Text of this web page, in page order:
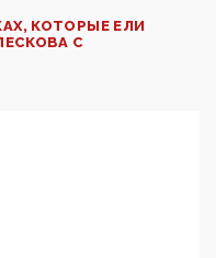
КОТОРЫЕ ЕЛИ
С